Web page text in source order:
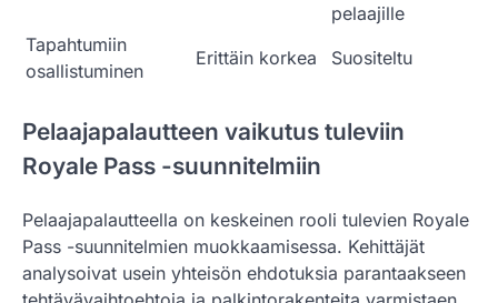
pelaajille
Tapahtumiin
osallistuminen
Erittäin korkea Suositeltu
Pelaajapalautteen vaikutus tuleviin
Royale Pass -suunnitelmiin
Pelaajapalautteella on keskeinen rooli tulevien Royale
Pass -suunnitelmien muokkaamisessa. Kehittäjät
analysoivat usein yhteisön ehdotuksia parantaakseen